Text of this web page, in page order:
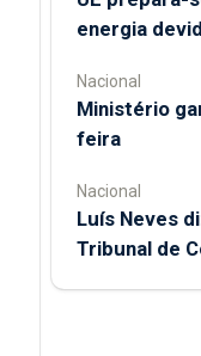
energia
Nacional
Ministério
feira
Nacional
Luís Neves
Tribunal de